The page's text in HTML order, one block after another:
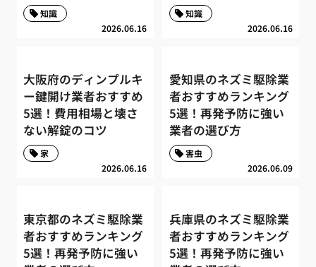
2026.06.16
知識
2026.06.16
知識
大阪府のディンプルキ
ー鍵開け業者おすすめ
5選！費用相場と壊さ
ない解錠のコツ
2026.06.16
家
愛知県のネズミ駆除業
者おすすめランキング
5選！再発予防に強い
業者の選び方
2026.06.09
害虫
東京都のネズミ駆除業
者おすすめランキング
5選！再発予防に強い
兵庫県のネズミ駆除業
者おすすめランキング
5選！再発予防に強い